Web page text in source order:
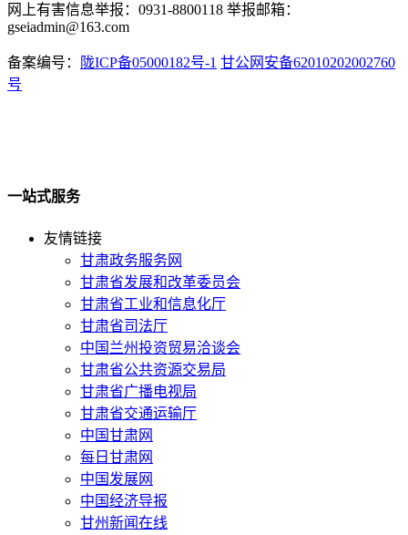
网上有害信息举报：0931-8800118 举报邮箱：
gseiadmin@163.com
备案编号： 陇ICP备05000182号-1 甘公网安备62010202002760
号
一站式服务
友情链接
甘肃政务服务网
甘肃省发展和改革委员会
甘肃省工业和信息化厅
甘肃省司法厅
中国兰州投资贸易洽谈会
甘肃省公共资源交易局
甘肃省广播电视局
甘肃省交通运输厅
中国甘肃网
每日甘肃网
中国发展网
中国经济导报
甘州新闻在线